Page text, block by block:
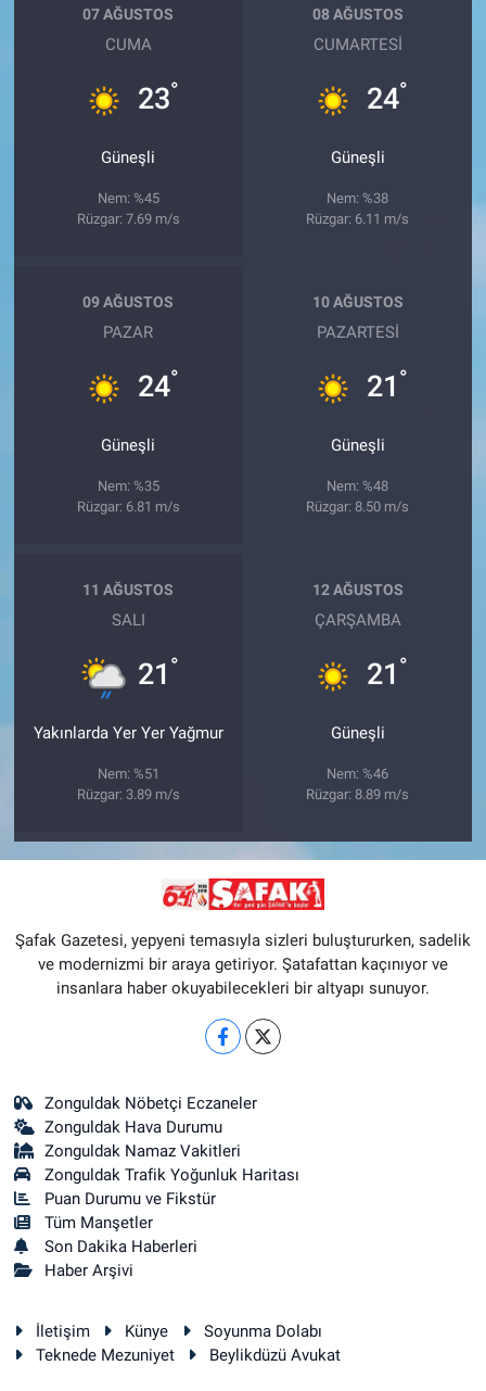
07 AĞUSTOS
CUMA
23°
Güneşli
Nem: %45
Rüzgar: 7.69 m/s
08 AĞUSTOS
CUMARTESI
24°
Güneşli
Nem: %38
Rüzgar: 6.11 m/s
09 AĞUSTOS
PAZAR
24°
Güneşli
Nem: %35
Rüzgar: 6.81 m/s
10 AĞUSTOS
PAZARTESI
21 °
Güneşli
Nem: %48
Rüzgar: 8.50 m/s
11 AĞUSTOS
SALI
21 °
Yakınlarda Yer Yer Yağmur
Nem: %51
Rüzgar: 3.89 m/s
12 AĞUSTOS
ÇARŞAMBA
21 °
Güneşli
Nem: %46
Rüzgar: 8.89 m/s
Şafak Gazetesi, yepyeni temasıyla sizleri buluştururken, sadelik
ve modernizmi bir araya getiriyor. Şatafattan kaçınıyor ve
insanlara haber okuyabilecekleri bir altyapı sunuyor.
Zonguldak Nöbetçi Eczaneler
Zonguldak Hava Durumu
Zonguldak Namaz Vakitleri
Zonguldak Trafik Yoğunluk Haritası
Puan Durumu ve Fikstür
Tüm Manşetler
Son Dakika Haberleri
Haber Arşivi
İletişim Künye
Soyunma Dolabı
Teknede Mezuniyet
Beylikdüzü Avukat